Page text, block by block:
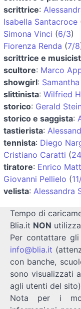
scrittrice:
Isabella Santacroce
Simona Vinci (6/3)
Fiorenza Renda (7/8
scrittrice e
scultore: Marco
showgirl:
slittinista: Wilfried
storico: Gerald
storico e saggista:
tastierista:
tennista: Diego
Cristiano Caratti (
tiratore: Enrico
Giovanni Pellielo (
velista: Alessandra
Tempo di
Blia.it NON
Per contattare
info@blia.it
con banche,
sono visualizzati
agli utenti del sito)
Nota per i